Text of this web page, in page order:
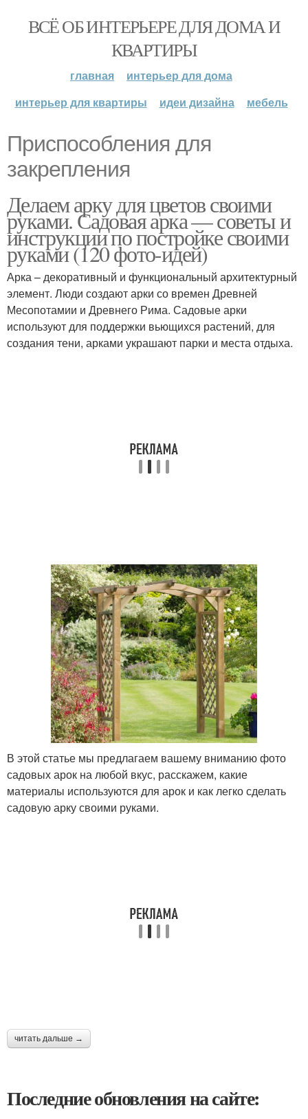
ВСЁ ОБ ИНТЕРЬЕРЕ ДЛЯ ДОМА И
КВАРТИРЫ
главная
интерьер для дома
интерьер для квартиры
идеи дизайна мебель
Приспособления для
закрепления
Делаем арку для цветов своими
руками. Садовая арка — советы и
инструкции по постройке своими
руками (120 фото-идей)
Арка – декоративный и функциональный архитектурный
элемент. Люди создают арки со времен Древней
Месопотамии и Древнего Рима. Садовые арки
используют для поддержки вьющихся растений, для
создания тени, арками украшают парки и места отдыха.
В этой статье мы предлагаем вашему вниманию фото
садовых арок на любой вкус, расскажем, какие
материалы используются для арок и как легко сделать
садовую арку своими руками.
читать дальше →
Последние обновления на сайте: